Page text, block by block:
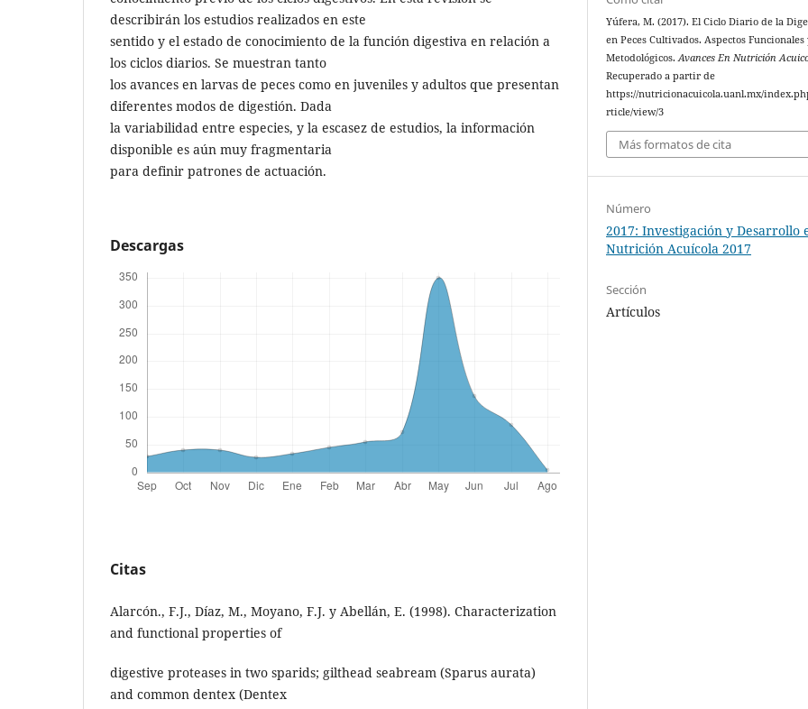
describirán los estudios realizados en este
sentido y el estado de conocimiento de la función digestiva en relación a
los ciclos diarios. Se muestran tanto
los avances en larvas de peces como en juveniles y adultos que presentan
diferentes modos de digestión. Dada
la variabilidad entre especies, y la escasez de estudios, la información
disponible es aún muy fragmentaria
para definir patrones de actuación.
Descargas
Citas
Alarcón., F.J., Díaz, M., Moyano, F.J. y Abellán, E. (1998). Characterization
and functional properties of
digestive proteases in two sparids; gilthead seabream (Sparus aurata)
and common dentex (Dentex
Yúfera, M. (2017). El Ciclo Diario de la
en Peces Cultivados. Aspectos Funcionales
Metodológicos.Avances En Nutrición
Recuperado a partir de
https://nutricionacuicola.uanl.mx/
rticle/view/3
Más formatos de cita
Número
2017: Investigación y Desarrollo
Nutrición Acuícola 2017
Sección
Artículos